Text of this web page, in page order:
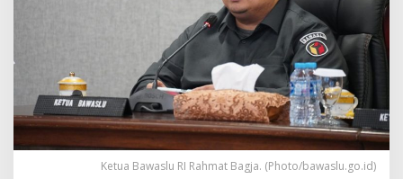
a
n
a
n
,
K
e
Ketua Bawaslu RI Rahmat Bagja. (Photo/bawaslu.go.id)